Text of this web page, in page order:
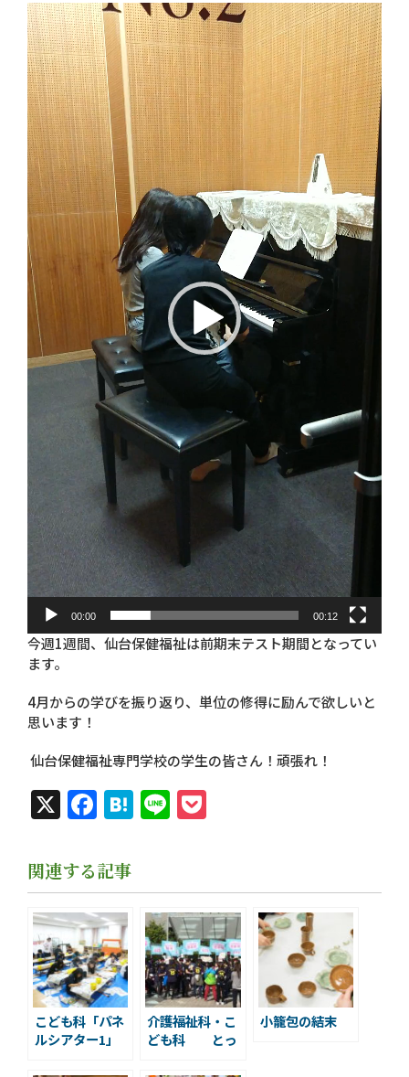
動
画
プ
レ
ー
ヤ
ー
00:00 00:12
今週1週間、仙台保健福祉は前期末テスト期間となってい
ます。
4月からの学びを振り返り、単位の修得に励んで欲しいと
思います！
仙台保健福祉専門学校の学生の皆さん！頑張れ！
X Facebook
Hatena
Line
関連する記事
こども科「パネ
ルシアター1」
介護福祉科・こ
ども科 とっ
小籠包の結末